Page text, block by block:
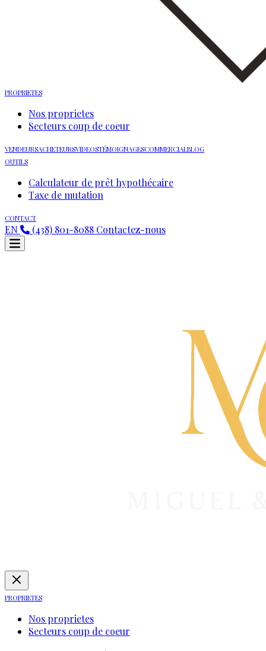
PROPRIETES
Nos proprietes
Secteurs coup de coeur
VENDEURSACHETEURSVIDEOSTÉMOIGNAGESCOMMERCIALBLOG
OUTILS
Calculateur de prêt hypothécaire
Taxe de mutation
CONTACT
EN (438) 801-8088 Contactez-nous
PROPRIETES
Nos proprietes
Secteurs coup de coeur